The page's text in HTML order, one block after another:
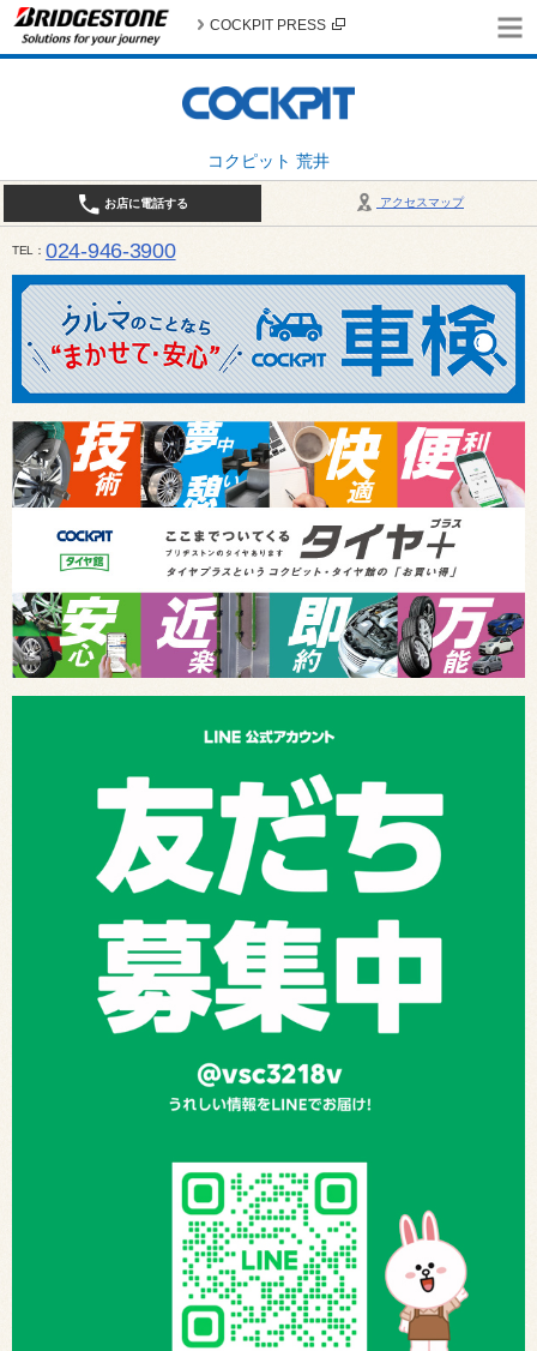
コクピット 荒井
COCKPIT PRESS
アクセスマップ
お店に電話する
TEL 024-946-3900
平日 9:30～19:00 日・祝日 9:30～18:00 / 定休日：毎週火曜日・繁忙期（4月・12月）を除
ご確認ください。